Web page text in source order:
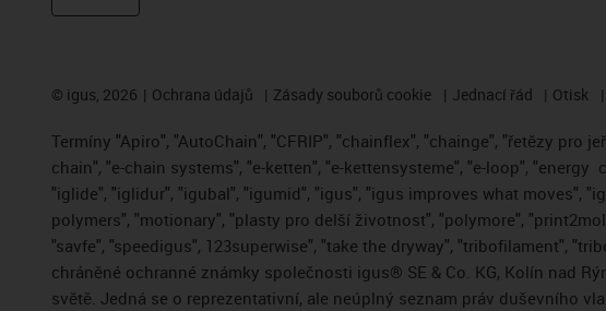
© igus, 2026 Ochrana údajů Zásady souborů cookie Jednací řád Otisk
Termíny "Apiro", "AutoChain", "CFRIP", "chainflex", "chainge", "řetězy pro
chain", "e-chain systems", "e-ketten", "e-kettensysteme", "e-loop", "energy
"iglide", "iglidur", "igubal", "igumid", "igus", "igus improves what moves",
polymers", "motionary", "plasty pro delší životnost", "polymore",
"savfe", "speedigus", 123superwise", "take the dryway", "tribofilament",
chráněné ochranné známky společnosti igus® SE & Co. KG, Kolín nad
světě. Jedná se o reprezentativní, ale neúplný seznam práv duševního